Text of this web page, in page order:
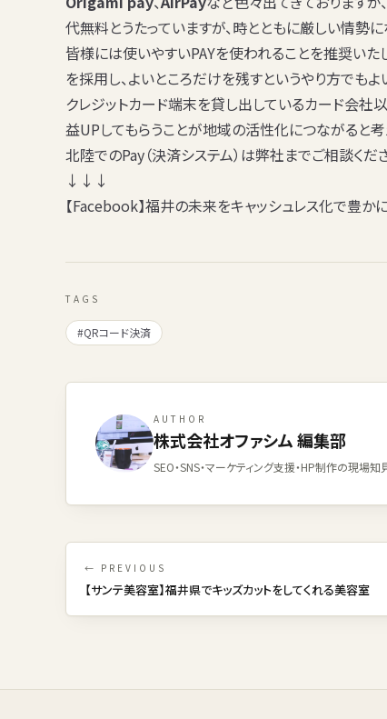
代無料とうたっていますが、時とともに厳しい情勢に
皆様には使いやすいPAYを使われることを推奨いた
を採用し、よいところだけを残すというやり方でも
クレジットカード端末を貸し出しているカード会社
益UPしてもらうことが地域の活性化につながると考
北陸でのPay（決済システム）は弊社までご相談く
↓↓↓
【Facebook】福井の未来をキャッシュレス化で豊か
TAGS
#QRコード決済
AUTHOR
株式会社オファシム 編集部
SEO・SNS・マーケティング支援・HP制作の現場
← PREVIOUS
【サンテ美容室】福井県でキッズカットをしてくれる美容室